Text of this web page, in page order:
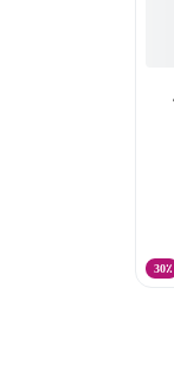
30٪